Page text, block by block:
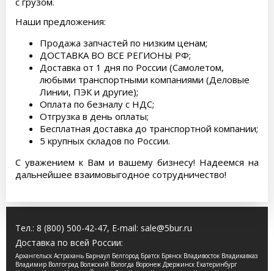
Наши предложения:
Продажа запчастей по низким ценам;
ДОСТАВКА ВО ВСЕ РЕГИОНЫ РФ;
Доставка от 1 дня по России (Самолетом,
любыми транспортными компаниями (Деловые
Линии, ПЭК и другие);
Оплата по безналу с НДС;
Отгрузка в день оплаты;
Бесплатная доставка до транспортной компании;
5 крупных складов по России.
С уважением к Вам и вашему бизнесу! Надеемся на
дальнейшее взаимовыгодное сотрудничество!
Тел.: 8 (800) 500-42-47, E-mail: sale@5bur.ru
Доставка по всей России:
Архангельск Астрахань Барнаул Белгород Братск Брянск Владивосток Владикавказ
Владимир Волгоград Волжский Вологда Воронеж Дзержинск Екатеринбург